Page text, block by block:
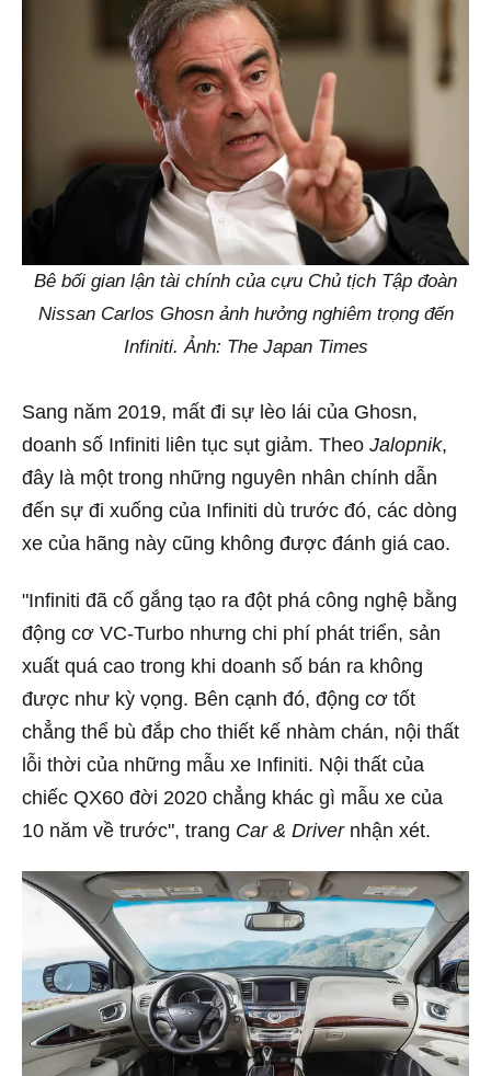
Bê bối gian lận tài chính của cựu Chủ tịch Tập đoàn
Nissan Carlos Ghosn ảnh hưởng nghiêm trọng đến
Infiniti. Ảnh: The Japan Times
Sang năm 2019, mất đi sự lèo lái của Ghosn,
doanh số Infiniti liên tục sụt giảm. Theo Jalopnik,
đây là một trong những nguyên nhân chính dẫn
đến sự đi xuống của Infiniti dù trước đó, các dòng
xe của hãng này cũng không được đánh giá cao.
"Infiniti đã cố gắng tạo ra đột phá công nghệ bằng
động cơ VC-Turbo nhưng chi phí phát triển, sản
xuất quá cao trong khi doanh số bán ra không
được như kỳ vọng. Bên cạnh đó, động cơ tốt
chẳng thể bù đắp cho thiết kế nhàm chán, nội thất
lỗi thời của những mẫu xe Infiniti. Nội thất của
chiếc QX60 đời 2020 chẳng khác gì mẫu xe của
10 năm về trước", trang Car & Drivernhận xét.